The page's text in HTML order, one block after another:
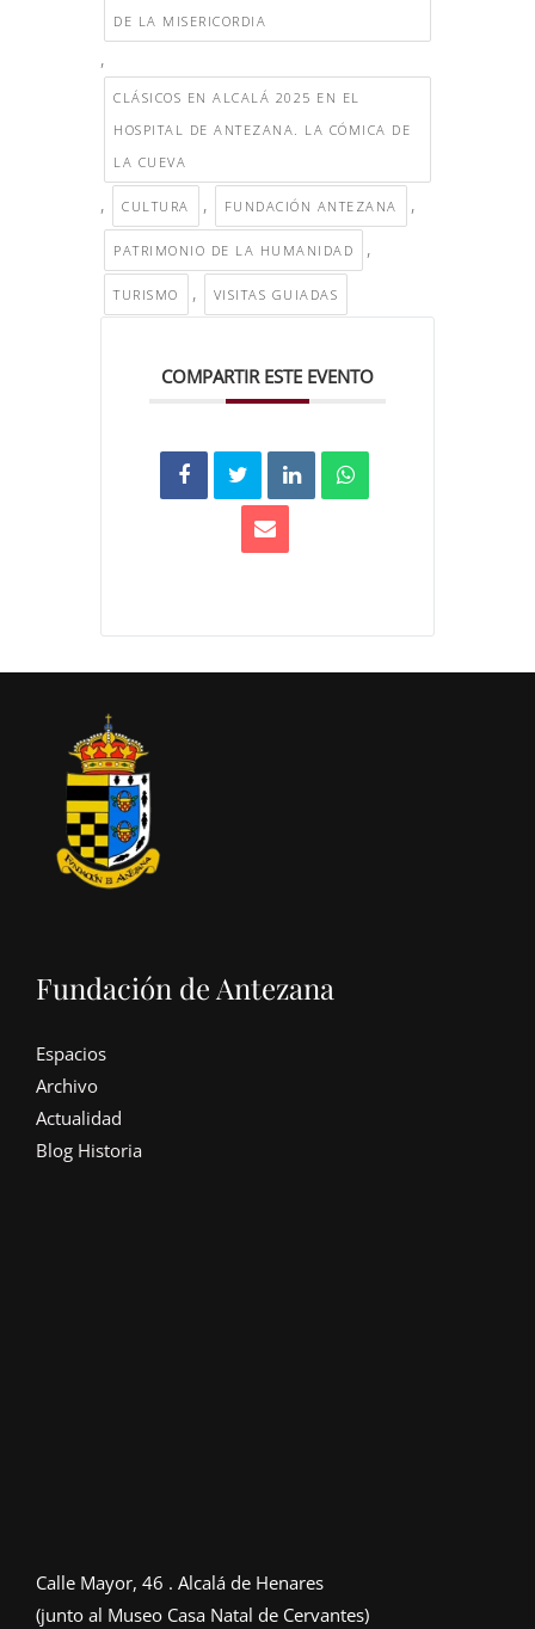
DE LA MISERICORDIA
,
CLÁSICOS EN ALCALÁ 2025 EN EL
HOSPITAL DE ANTEZANA. LA CÓMICA DE
LA CUEVA
, CULTURA , FUNDACIÓN ANTEZANA ,
PATRIMONIO DE LA HUMANIDAD ,
TURISMO , VISITAS GUIADAS
COMPARTIR ESTE EVENTO
Fundación de Antezana
Espacios
Archivo
Actualidad
Blog Historia
Calle Mayor, 46 . Alcalá de Henares
(junto al Museo Casa Natal de Cervantes)